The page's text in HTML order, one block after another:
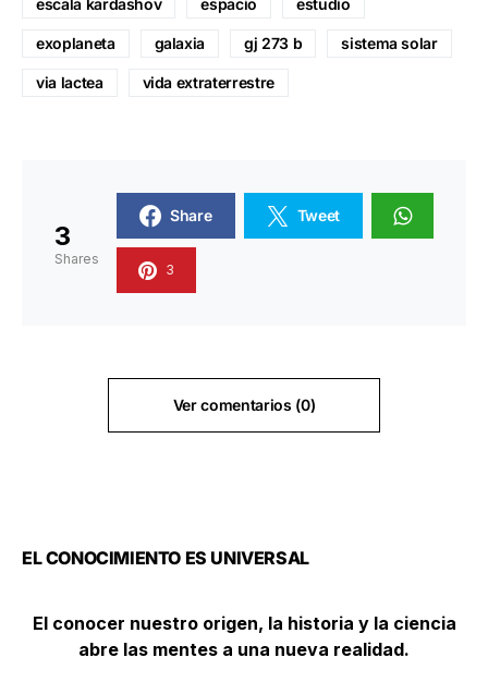
escala kardashov espacio estudio
exoplaneta galaxia gj 273 b sistema solar
via lactea vida extraterrestre
3
Shares
Share Tweet
3
Ver comentarios (0)
EL CONOCIMIENTO ES UNIVERSAL
El conocer nuestro origen, la historia y la ciencia
abre las mentes a una nueva realidad.